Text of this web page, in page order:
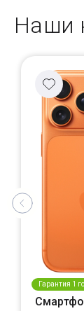
Наши
Гарантия 1